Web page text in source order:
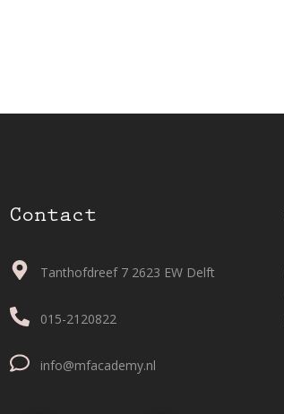
Contact
Tanthofdreef 7 2623 EW Delft
015-2120822
info@mfacademy.nl